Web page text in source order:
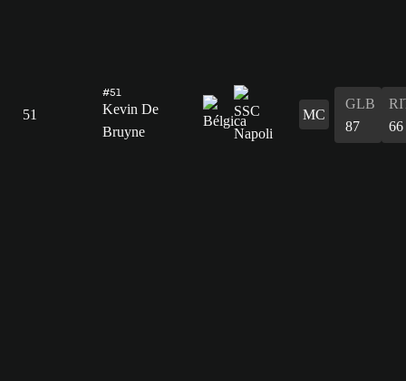
51
#51
Kevin De
Bruyne
MC
GLB
87
66